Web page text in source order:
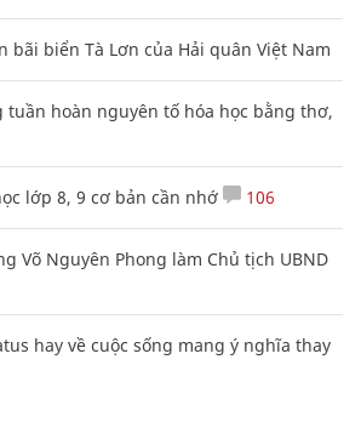
bãi biển Tà Lơn của Hải quân Việt Nam
tuần hoàn nguyên tố hóa học bằng thơ,
lớp 8, 9 cơ bản cần nhớ 106
Võ Nguyên Phong làm Chủ tịch UBND
hay về cuộc sống mang ý nghĩa thay